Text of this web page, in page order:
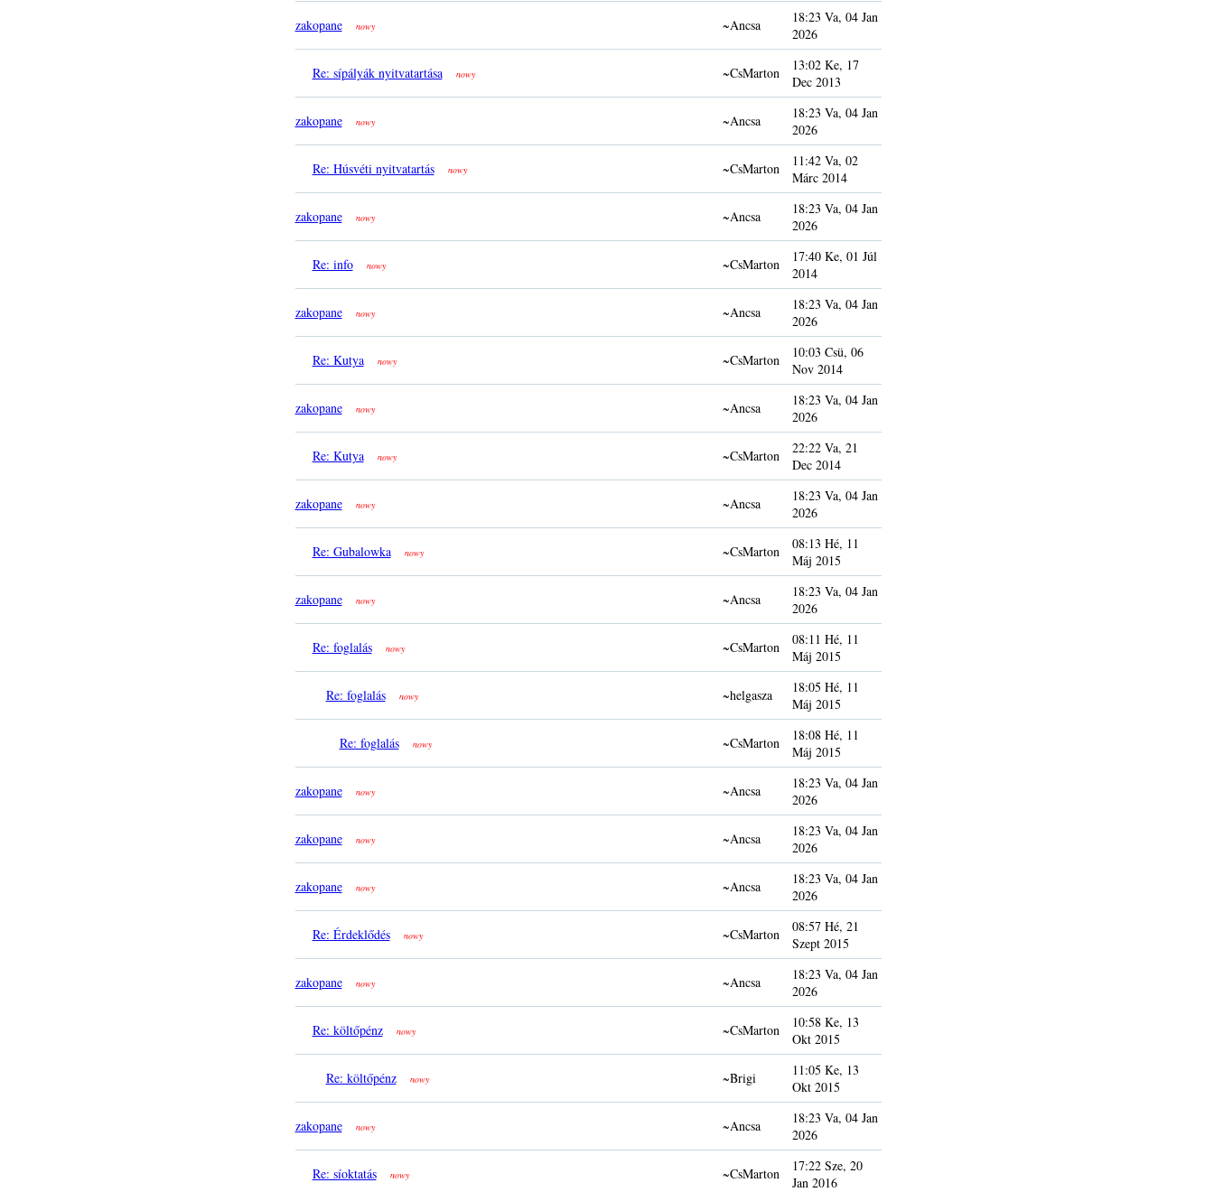
zakopane nowy ~Ancsa
18:23 Va, 04 Jan
2026
Re: sípályák nyitvatartása nowy ~CsMarton
13:02 Ke, 17
Dec 2013
zakopane nowy ~Ancsa
18:23 Va, 04 Jan
2026
Re: Húsvéti nyitvatartás nowy ~CsMarton
11:42 Va, 02
Márc 2014
zakopane nowy ~Ancsa
18:23 Va, 04 Jan
2026
Re: info nowy ~CsMarton
17:40 Ke, 01 Júl
2014
zakopane nowy ~Ancsa
18:23 Va, 04 Jan
2026
Re: Kutya nowy ~CsMarton
10:03 Csü, 06
Nov 2014
zakopane nowy ~Ancsa
18:23 Va, 04 Jan
2026
Re: Kutya nowy ~CsMarton
22:22 Va, 21
Dec 2014
zakopane nowy ~Ancsa
18:23 Va, 04 Jan
2026
Re: Gubalowka nowy ~CsMarton
08:13 Hé, 11
Máj 2015
zakopane nowy ~Ancsa
18:23 Va, 04 Jan
2026
Re: foglalás nowy ~CsMarton
08:11 Hé, 11
Máj 2015
Re: foglalás nowy ~helgasza
18:05 Hé, 11
Máj 2015
Re: foglalás nowy ~CsMarton
18:08 Hé, 11
Máj 2015
zakopane nowy ~Ancsa
18:23 Va, 04 Jan
2026
zakopane nowy ~Ancsa
18:23 Va, 04 Jan
2026
zakopane nowy ~Ancsa
18:23 Va, 04 Jan
2026
Re: Érdeklődés nowy ~CsMarton
08:57 Hé, 21
Szept 2015
zakopane nowy ~Ancsa
18:23 Va, 04 Jan
2026
Re: költőpénz nowy ~CsMarton
10:58 Ke, 13
Okt 2015
Re: költőpénz nowy ~Brigi
11:05 Ke, 13
Okt 2015
zakopane nowy ~Ancsa
18:23 Va, 04 Jan
2026
Re: síoktatás nowy ~CsMarton
17:22 Sze, 20
Jan 2016